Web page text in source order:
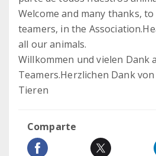
Welcome and many thanks,
teamers, in the
all our animals.
Willkommen und vielen Dank
Teamers.Herzlichen Dank
Tieren
Comparte